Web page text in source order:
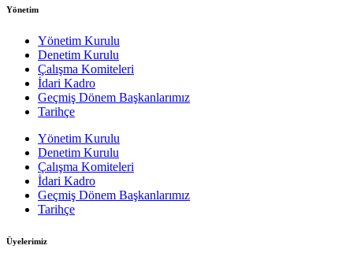
Yönetim
Yönetim Kurulu
Denetim Kurulu
Çalışma Komiteleri
İdari Kadro
Geçmiş Dönem Başkanlarımız
Tarihçe
Yönetim Kurulu
Denetim Kurulu
Çalışma Komiteleri
İdari Kadro
Geçmiş Dönem Başkanlarımız
Tarihçe
Üyelerimiz